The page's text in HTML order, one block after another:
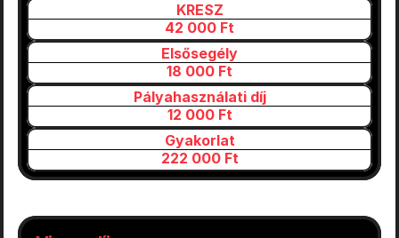
KRESZ
42 000 Ft
Elsősegély
18 000 Ft
Pályahasználati díj
12 000 Ft
Gyakorlat
222 000 Ft